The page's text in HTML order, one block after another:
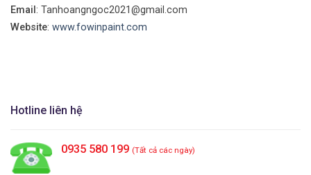
Email : Tanhoangngoc2021@gmail.com
Website: www.fowinpaint.com
Hotline liên hệ
0935 580 199 (Tất cả các ngày)